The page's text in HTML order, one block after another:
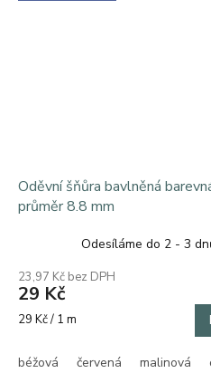
Oděvní šňůra bavlněná
průměr 8.8 mm
Odesíláme do 2 - 3
23,97 Kč bez DPH
29 Kč
Měrná
29 Kč / 1 m
béžová červená malinová